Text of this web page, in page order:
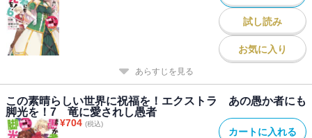
試し読み
お気に入り
あらすじを見る
この素晴らしい世界に祝福を！エクストラ あの愚か者にも
脚光を！7 竜に愛されし愚者
¥704 (税込)
カートに入れる